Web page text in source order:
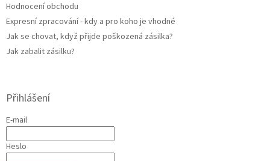
Hodnocení obchodu
Expresní zpracování - kdy a pro koho je vhodné
Jak se chovat, když přijde poškozená zásilka?
Jak zabalit zásilku?
Přihlášení
E-mail
Heslo